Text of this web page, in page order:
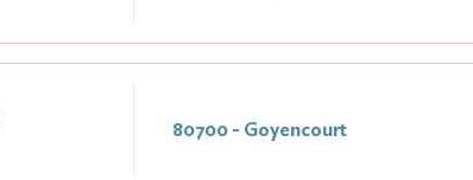
80700 - Goyencourt